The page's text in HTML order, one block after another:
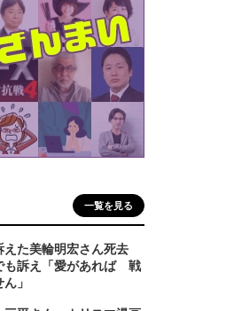
一覧を見る
えた美輪明宏さん死去
も訴え「愛があれば 戦
」